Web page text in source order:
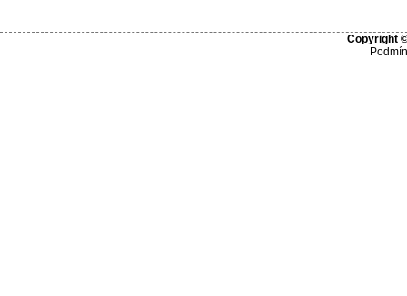
Copyright